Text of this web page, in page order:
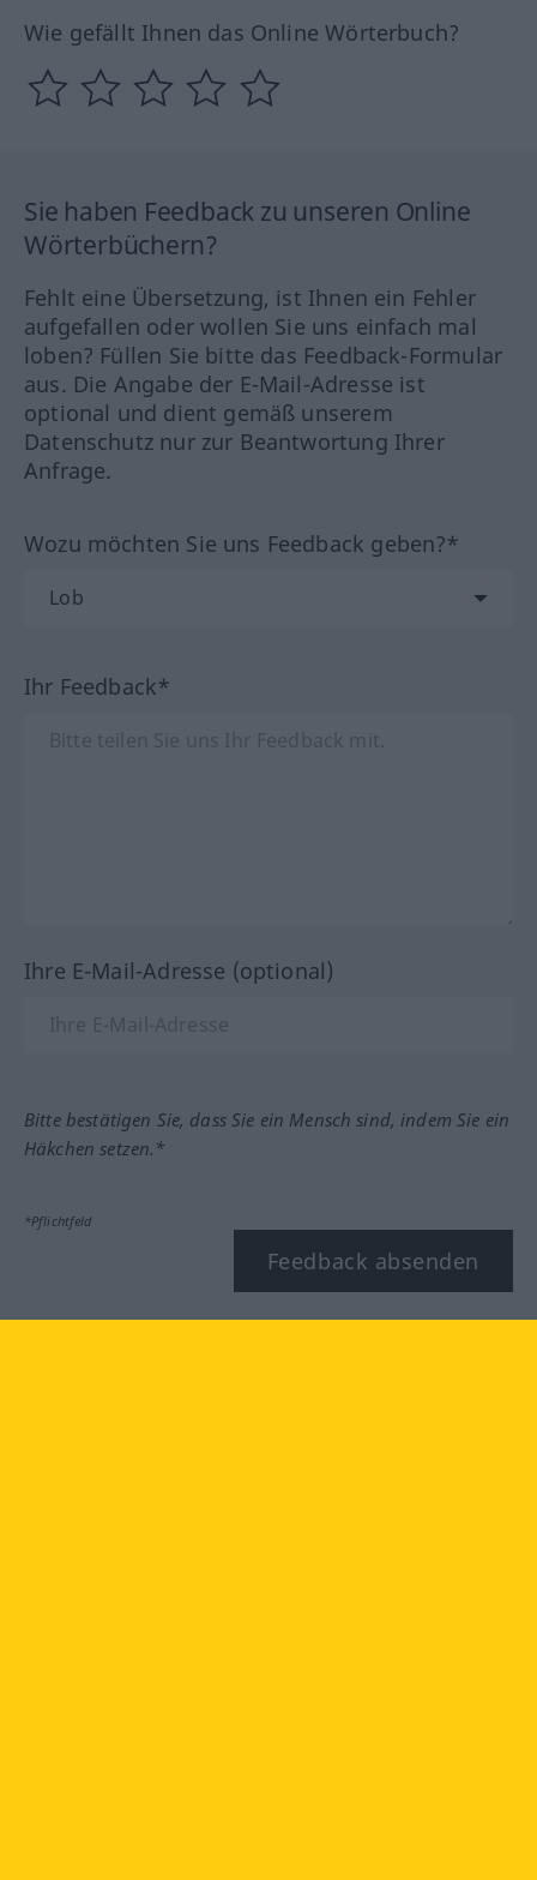
Wie gefällt Ihnen das Online Wörterbuch?
Sie haben Feedback zu unseren Online
Wörterbüchern?
Fehlt eine Übersetzung, ist Ihnen ein Fehler
aufgefallen oder wollen Sie uns einfach mal
loben? Füllen Sie bitte das Feedback-Formular
aus. Die Angabe der E-Mail-Adresse ist
optional und dient gemäß unserem
Datenschutz nur zur Beantwortung Ihrer
Anfrage.
Wozu möchten Sie uns Feedback geben?*
Ihr Feedback*
Ihre E-Mail-Adresse (optional)
Bitte bestätigen Sie, dass Sie ein Mensch sind, indem Sie ein
Häkchen setzen.*
*Pflichtfeld
Feedback absenden